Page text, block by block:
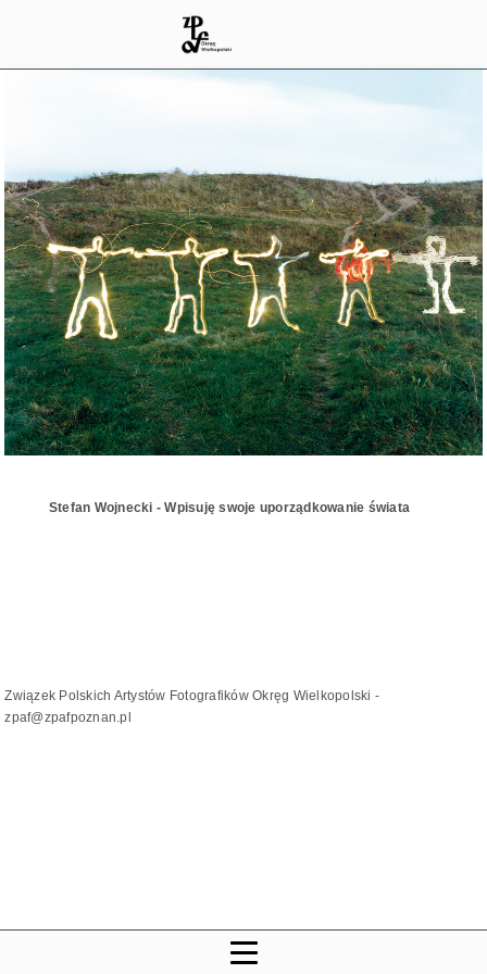
Stefan Wojnecki - Wpisuję swoje uporządkowanie świata
Związek Polskich Artystów Fotografików Okręg Wielkopolski -
zpaf@zpafpoznan.pl